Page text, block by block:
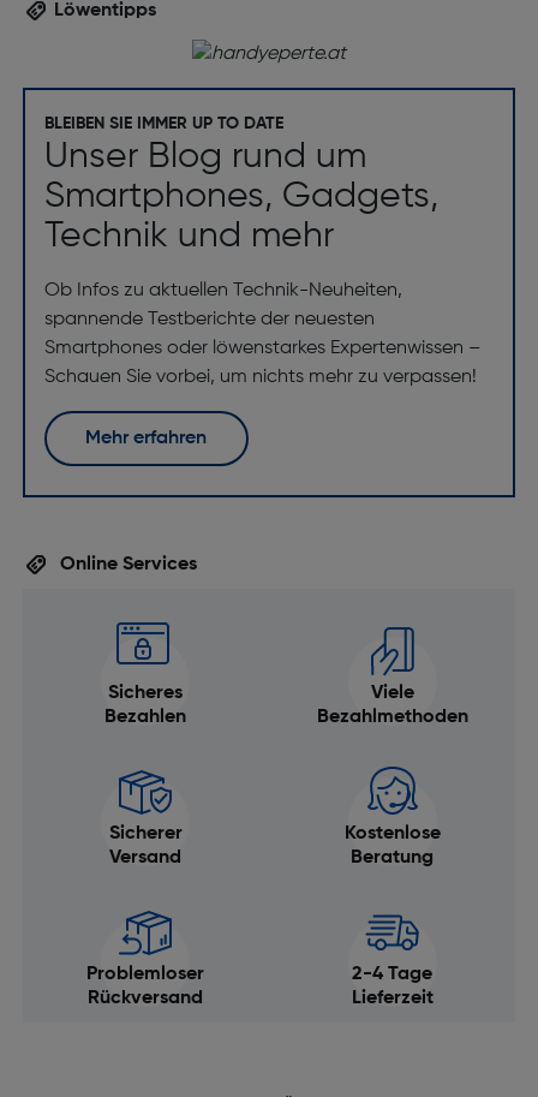
Löwentipps
BLEIBEN SIE IMMER UP TO DATE
Unser Blog rund um
Smartphones, Gadgets,
Technik und mehr
Ob Infos zu aktuellen Technik-Neuheiten,
spannende Testberichte der neuesten
Smartphones oder löwenstarkes Expertenwissen –
Schauen Sie vorbei, um nichts mehr zu verpassen!
Mehr erfahren
Online Services
Sicheres
Bezahlen
Viele
Bezahlmethoden
Sicherer
Versand
Kostenlose
Beratung
Problemloser
Rückversand
2-4 Tage
Lieferzeit